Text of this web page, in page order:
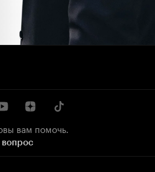
вам помочь.
вопрос